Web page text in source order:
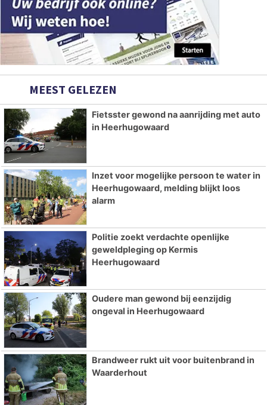
MEEST GELEZEN
Fietsster gewond na aanrijding met auto
in Heerhugowaard
Inzet voor mogelijke persoon te water in
Heerhugowaard, melding blijkt loos
alarm
Politie zoekt verdachte openlijke
geweldpleging op Kermis
Heerhugowaard
Oudere man gewond bij eenzijdig
ongeval in Heerhugowaard
Brandweer rukt uit voor buitenbrand in
Waarderhout